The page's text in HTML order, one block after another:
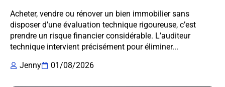
Acheter, vendre ou rénover un bien immobilier sans
disposer d’une évaluation technique rigoureuse, c’est
prendre un risque financier considérable. L’auditeur
technique intervient précisément pour éliminer...
Jenny
01/08/2026